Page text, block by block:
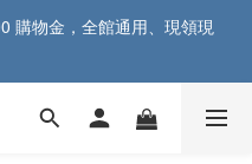
購物金，全館通用、現領現